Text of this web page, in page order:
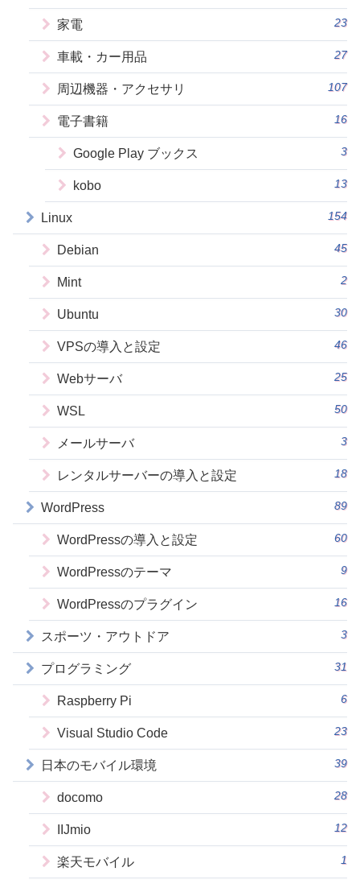
家電 23
車載・カー用品 27
周辺機器・アクセサリ 107
電子書籍 16
Google Play ブックス 3
kobo 13
Linux 154
Debian 45
Mint 2
Ubuntu 30
VPSの導入と設定 46
Webサーバ 25
WSL 50
メールサーバ 3
レンタルサーバーの導入と設定 18
WordPress 89
WordPressの導入と設定 60
WordPressのテーマ 9
WordPressのプラグイン 16
スポーツ・アウトドア 3
プログラミング 31
Raspberry Pi 6
Visual Studio Code 23
日本のモバイル環境 39
docomo 28
IIJmio 12
楽天モバイル 1